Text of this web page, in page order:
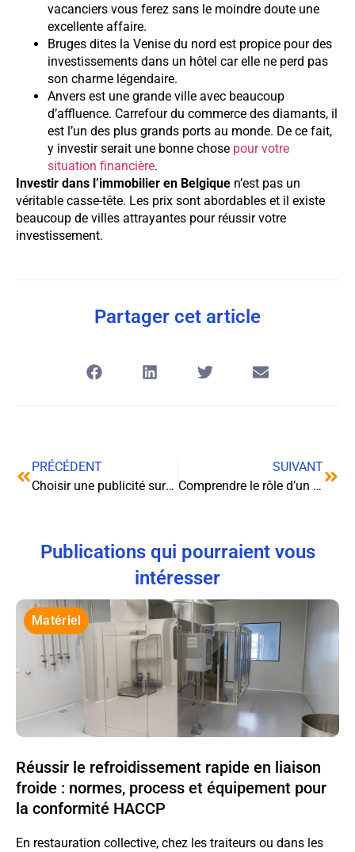
vacanciers vous ferez sans le moindre doute une
excellente affaire.
Bruges dites la Venise du nord est propice pour des
investissements dans un hôtel car elle ne perd pas
son charme légendaire.
Anvers est une grande ville avec beaucoup
d’affluence. Carrefour du commerce des diamants, il
est l’un des plus grands ports au monde. De ce fait,
y investir serait une bonne chose pour votre
situation financière.
Investir dans l’immobilier en Belgique n’est pas un
véritable casse-tête. Les prix sont abordables et il existe
beaucoup de villes attrayantes pour réussir votre
investissement.
Partager cet article
PRÉCÉDENT
Choisir une publicité sur mesure pour son lieu de vente
SUIVANT
Comprendre le rôle d’un agent de sûreté aéroportuaire
Publications qui pourraient vous
intéresser
Matériel
Réussir le refroidissement rapide en liaison
froide : normes, process et équipement pour
la conformité HACCP
En restauration collective, chez les traiteurs ou dans les